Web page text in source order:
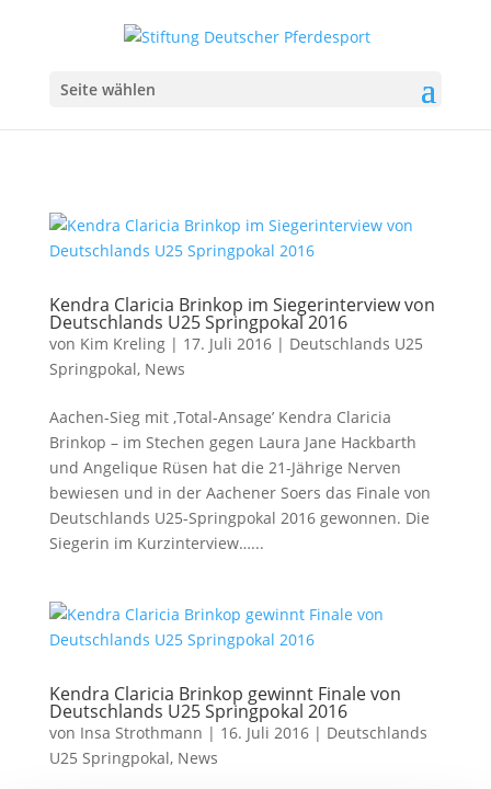
Seite wählen
Kendra Claricia Brinkop im Siegerinterview von
Deutschlands U25 Springpokal 2016
von Kim Kreling| 17. Juli 2016| Deutschlands U25
Springpokal, News
Aachen-Sieg mit ‚Total-Ansage’ Kendra Claricia
Brinkop – im Stechen gegen Laura Jane Hackbarth
und Angelique Rüsen hat die 21-Jährige Nerven
bewiesen und in der Aachener Soers das Finale von
Deutschlands U25-Springpokal 2016 gewonnen. Die
Siegerin im Kurzinterview…...
Kendra Claricia Brinkop gewinnt Finale von
Deutschlands U25 Springpokal 2016
von Insa Strothmann | 16. Juli 2016| Deutschlands
U25 Springpokal, News